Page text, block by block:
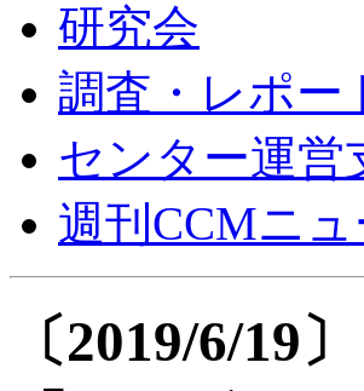
研究会
調査・レポー
センター運営
週刊CCMニュ
〔2019/6/19